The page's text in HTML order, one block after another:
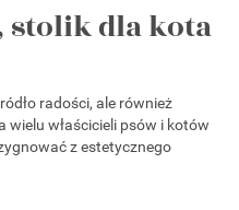
stolik dla kota
radości, ale również
wielu właścicieli psów i kotów
z estetycznego